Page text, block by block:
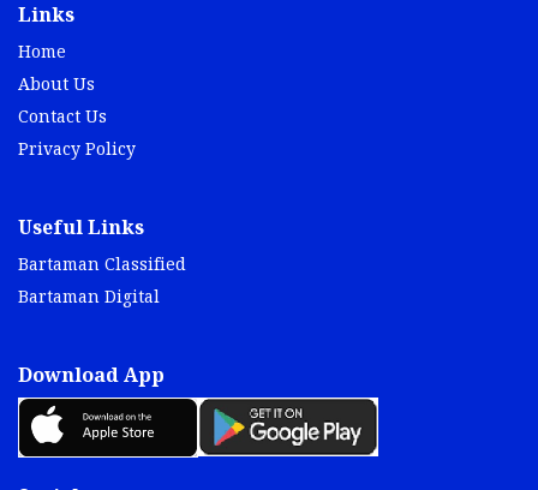
Links
Home
About Us
Contact Us
Privacy Policy
Useful Links
Bartaman Classified
Bartaman Digital
Download App